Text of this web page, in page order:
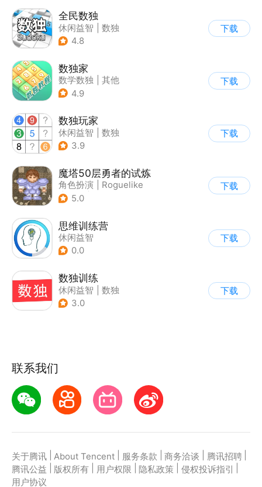
全民数独
休闲益智
数独
| 学习教育
4.8
下载
数独家
数学数独
其他
4.9
下载
数独玩家
休闲益智
数独
3.9
下载
魔塔50层勇者的试炼
角色扮演
Roguelike
| 地牢
5.0
下载
思维训练营
休闲益智
0.0
下载
数独训练
休闲益智
数独
3.0
下载
联系我们
关于腾讯 About Tencent 服务条款 商务洽谈 腾讯招聘
腾讯公益
版权所有 用户权限 隐私政策 侵权投诉指引
用户协议